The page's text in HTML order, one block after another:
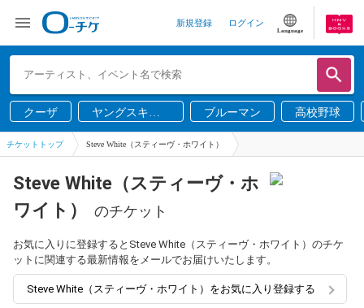
新規登録 ログイン
Language
クーザ
ヤングスキニ
ー
ブルーマン 高校野球
チケットトップ Steve White（スティーヴ・ホワイト）
Steve White（スティーヴ・ホ
ワイト）
のチケット
お気に入りに登録するとSteve White（スティーヴ・ホワイト）のチケ
ットに関連する最新情報をメールでお届けいたします。
Steve White（スティーヴ・ホワイト）をお気に入り登録する